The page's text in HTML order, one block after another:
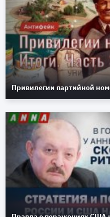
Привилегии партийной